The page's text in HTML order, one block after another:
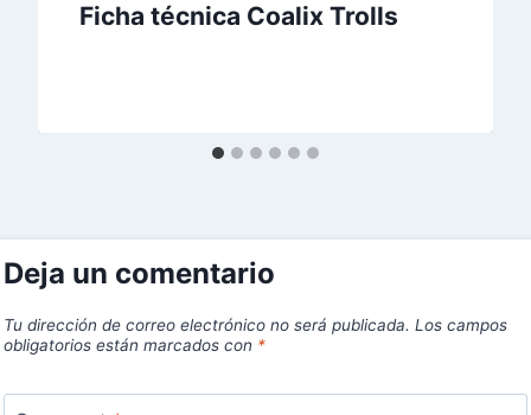
Ficha técnica Coalix Trolls
Deja un comentario
Tu dirección de correo electrónico no será publicada. Los campos
obligatorios están marcados con *